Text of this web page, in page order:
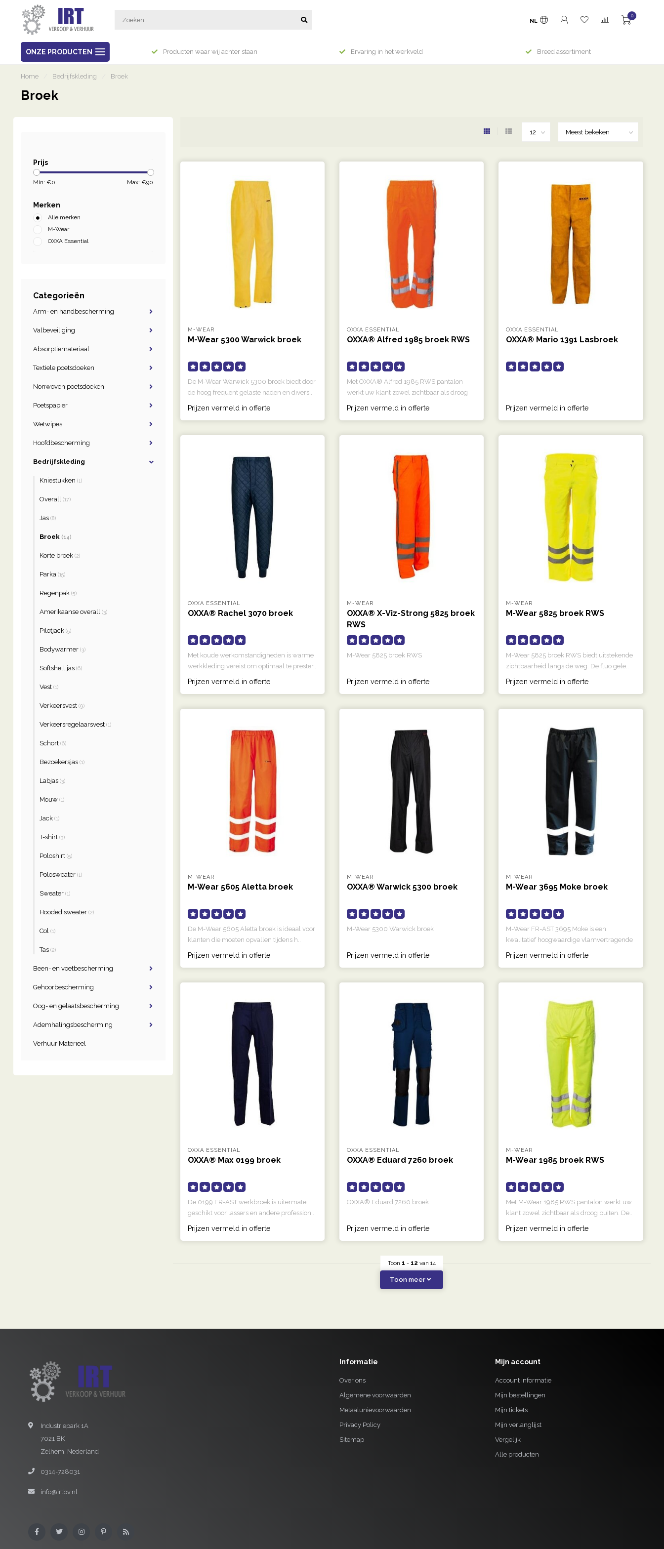
NL
0
ONZE PRODUCTEN
Breed assortiment Producten waar wij achter staan Ervaring in het werkveld Breed assortiment
Home Bedrijfskleding Broek
Broek
Prijs
Min: €0 Max: €90
Merken
Alle merken
M-Wear
OXXA Essential
Categorieën
Arm- en handbescherming
Valbeveiliging
Absorptiemateriaal
Textiele poetsdoeken
Nonwoven poetsdoeken
Poetspapier
Wetwipes
Hoofdbescherming
Bedrijfskleding
Kniestukken (1)
Overall (17)
Jas (8)
Broek (14)
Korte broek (2)
Parka (15)
Regenpak (5)
Amerikaanse overall (3)
Pilotjack (5)
Bodywarmer (3)
Softshell jas (6)
Vest (1)
Verkeersvest (9)
Verkeersregelaarsvest (1)
Schort (6)
Bezoekersjas (1)
Labjas (3)
Mouw (1)
Jack (1)
T-shirt (3)
Poloshirt (5)
Polosweater (1)
Sweater (1)
Hooded sweater (2)
Col (1)
Tas (2)
Been- en voetbescherming
Gehoorbescherming
Oog- en gelaatsbescherming
Ademhalingsbescherming
Verhuur Materieel
M-WEAR
M-Wear 5300 Warwick broek
De M-Wear Warwick 5300 broek biedt door
de hoog frequent gelaste naden en divers..
Prijzen vermeld in offerte
OXXA ESSENTIAL
OXXA® Alfred 1985 broek RWS
Met OXXA® Alfred 1985 RWS pantalon
werkt uw klant zowel zichtbaar als droog
Prijzen vermeld in offerte
OXXA ESSENTIAL
OXXA® Mario 1391 Lasbroek
Prijzen vermeld in offerte
OXXA ESSENTIAL
OXXA® Rachel 3070 broek
Met koude werkomstandigheden is warme
werkkleding vereist om optimaal te prester..
Prijzen vermeld in offerte
M-WEAR
OXXA® X-Viz-Strong 5825 broek
RWS
M-Wear 5825 broek RWS
Prijzen vermeld in offerte
M-WEAR
M-Wear 5825 broek RWS
M-Wear 5825 broek RWS biedt uitstekende
zichtbaarheid langs de weg. De fluo gele..
Prijzen vermeld in offerte
M-WEAR
M-Wear 5605 Aletta broek
De M-Wear 5605 Aletta broek is ideaal voor
klanten die moeten opvallen tijdens h..
Prijzen vermeld in offerte
M-WEAR
OXXA® Warwick 5300 broek
M-Wear 5300 Warwick broek
Prijzen vermeld in offerte
M-WEAR
M-Wear 3695 Moke broek
M-Wear FR-AST 3695 Moke is een
kwalitatief hoogwaardige vlamvertragende
Prijzen vermeld in offerte
OXXA ESSENTIAL
OXXA® Max 0199 broek
De 0199 FR-AST werkbroek is uitermate
geschikt voor lassers en andere profession..
Prijzen vermeld in offerte
OXXA ESSENTIAL
OXXA® Eduard 7260 broek
OXXA® Eduard 7260 broek
Prijzen vermeld in offerte
M-WEAR
M-Wear 1985 broek RWS
Met M-Wear 1985 RWS pantalon werkt uw
klant zowel zichtbaar als droog buiten. De..
Prijzen vermeld in offerte
Toon 1 - 12 van 14
Toon meer
Industriepark 1A
7021 BK
Zelhem, Nederland
0314-728031
info@irtbv.nl
Informatie
Over ons
Algemene voorwaarden
Metaalunievoorwaarden
Privacy Policy
Sitemap
Mijn account
Account informatie
Mijn bestellingen
Mijn tickets
Mijn verlanglijst
Vergelijk
Alle producten